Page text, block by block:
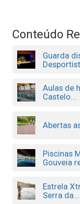
Conteúdo
Guarda
Aulas de
Castelo...
Abertas
Piscinas
Gouveia
Estrela
Serra da...